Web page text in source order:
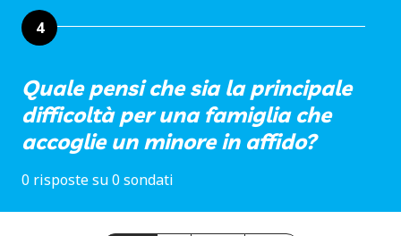
4
Quale pensi che sia la principale
difficoltà per una famiglia che
accoglie un minore in affido?
0 risposte su 0 sondati